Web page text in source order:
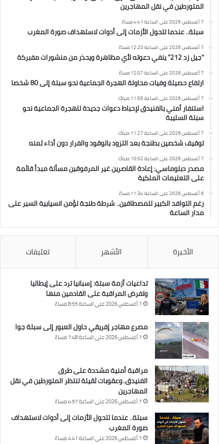
المتورطين في نقل المهاجرين
7 أغسطس 2026 على الساعة 4:41 مساءً
سبتة.. عندما تتحول الأزمات إلى أدوات لاستهداف صورة المغرب
7 أغسطس 2026 على الساعة 12:20 مساءً
“جيل زد 212” ينفي دعوته لأي مظاهرة ويحذر من منشورات مفبركة
7 أغسطس 2026 على الساعة 12:07 مساءً
ارتفاع حصيلة وفيات محاولة الهجرة الجماعية نحو سبتة إلى 80 شخصا
7 أغسطس 2026 على الساعة 11:56 صباحًا
استنفار أمني بالفنيدق لإحباط دعوات جديدة للهجرة الجماعية نحو
سبتة السليبة
7 أغسطس 2026 على الساعة 11:27 صباحًا
توقيف شخصين بطنجة بعد التزود بالوقود والفرار دون أداء ثمنه
7 أغسطس 2026 على الساعة 10:52 صباحًا
مصدر دبلوماسي: إعادة القاصرين غير المرفوقين مسألة مبدأ قائمة
على التعليمات الملكية
6 أغسطس 2026 على الساعة 11:34 مساءً
رغم التوافد الكبير للمصطافين.. شرطة طنجة تؤمن انسيابية السير على
مدار الساعة
الأخيرة الأشهر تعليقات
تداعيات أزمة سبتة: إسبانيا ترد على إيطاليا
وتفرض المراقبة على القادمين منها
7 أغسطس 2026 على الساعة 8:55 مساءً
مصرع مهاجر إفريقي حاول العبور إلى سبتة جوا
7 أغسطس 2026 على الساعة 7:48 مساءً
مراقبة أمنية مشددة على طرق
الفنيدق..وعقوبات ثقيلة تنتظر المتورطين في نقل
المهاجرين
7 أغسطس 2026 على الساعة 4:57 مساءً
سبتة.. عندما تتحول الأزمات إلى أدوات لاستهداف
صورة المغرب
7 أغسطس 2026 على الساعة 4:41 مساءً